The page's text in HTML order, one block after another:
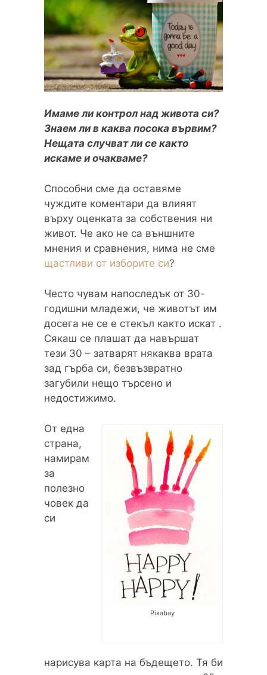
Имаме ли контрол над живота си?
Знаем ли в каква посока вървим?
Нещата случват ли се както
искаме и очакваме?
Способни сме да оставяме
чуждите коментари да влияят
върху оценката за собствения ни
живот. Че ако не са външните
мнения и сравнения, нима не сме
щастливи от изборите си?
Често чувам напоследък от 30-
годишни младежи, че животът им
досега не се е стекъл както искат .
Сякаш се плашат да навършат
тези 30 – затварят някаква врата
зад гърба си, безвъзвратно
загубили нещо търсено и
недостижимо.
Pixabay
От една
страна,
намирам
за
полезно
човек да
си
нарисува карта на бъдещето. Тя би